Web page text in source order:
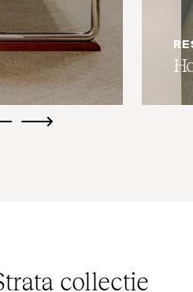
ui.next
collectie